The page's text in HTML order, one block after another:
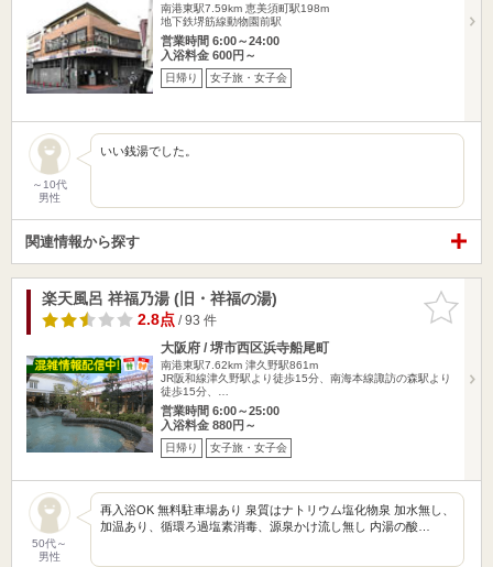
南港東駅7.59km 恵美須町駅198m
地下鉄堺筋線動物園前駅
営業時間 6:00～24:00
入浴料金 600円～
日帰り 女子旅・女子会
～10代
男性
いい銭湯でした。
関連情報から探す
お気に入
りに追加
楽天風呂 祥福乃湯 (旧・祥福の湯)
2.8点/ 93 件
大阪府 / 堺市西区浜寺船尾町
南港東駅7.62km 津久野駅861m
JR阪和線津久野駅より徒歩15分、南海本線諏訪の森駅より
徒歩15分、…
営業時間 6:00～25:00
入浴料金 880円～
日帰り 女子旅・女子会
50代～
男性
再入浴OK 無料駐車場あり 泉質はナトリウム塩化物泉 加水無し、
加温あり、循環ろ過塩素消毒、源泉かけ流し無し 内湯の酸…